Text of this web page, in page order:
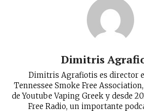
Dimitris
Dimitris Agrafiotis es director
Tennessee Smoke Free
de Youtube Vaping Greek y desde
Free Radio, un importante